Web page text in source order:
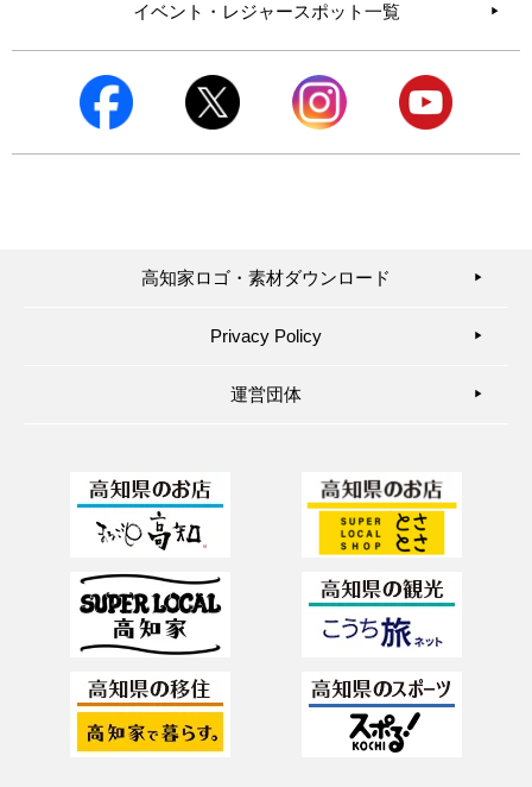
イベント・レジャースポット一覧
高知家ロゴ・素材ダウンロード ▶︎
Privacy Policy ▶︎
運営団体 ▶︎